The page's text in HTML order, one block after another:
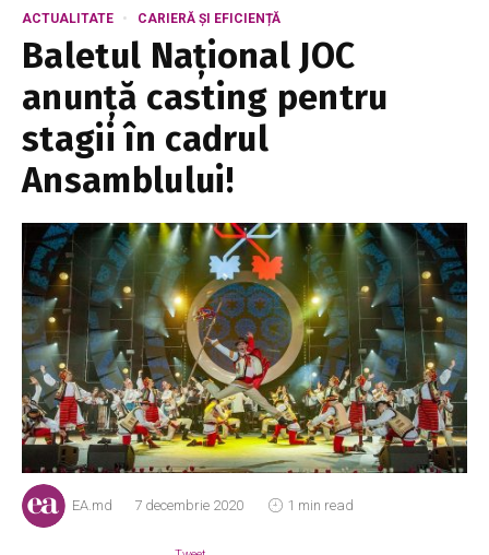
ACTUALITATE CARIERĂ ȘI EFICIENȚĂ
Baletul Național JOC
anunță casting pentru
stagii în cadrul
Ansamblului!
EA.md 7 decembrie 2020 1 min read